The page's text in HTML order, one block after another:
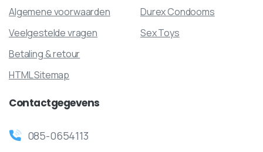
Algemene voorwaarden
Veelgestelde vragen
Betaling & retour
HTML Sitemap
Durex Condooms
Sex Toys
Contactgegevens
085-0654113